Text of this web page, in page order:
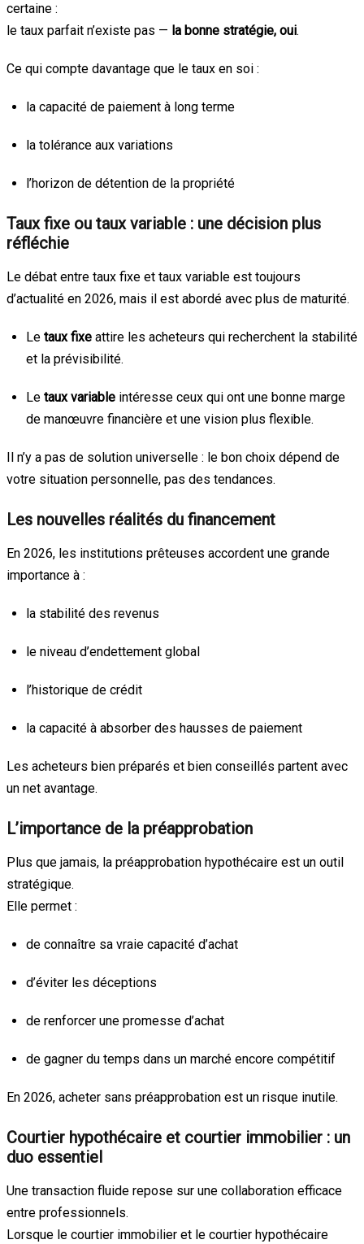
certaine :
le taux parfait n’existe pas — la bonne stratégie, oui.
Ce qui compte davantage que le taux en soi :
la capacité de paiement à long terme
la tolérance aux variations
l’horizon de détention de la propriété
Taux fixe ou taux variable : une décision plus
réfléchie
Le débat entre taux fixe et taux variable est toujours
d’actualité en 2026, mais il est abordé avec plus de maturité.
Le taux fixe attire les acheteurs qui recherchent la stabilité
et la prévisibilité.
Le taux variable intéresse ceux qui ont une bonne marge
de manœuvre financière et une vision plus flexible.
Il n’y a pas de solution universelle : le bon choix dépend de
votre situation personnelle, pas des tendances.
Les nouvelles réalités du financement
En 2026, les institutions prêteuses accordent une grande
importance à :
la stabilité des revenus
le niveau d’endettement global
l’historique de crédit
la capacité à absorber des hausses de paiement
Les acheteurs bien préparés et bien conseillés partent avec
un net avantage.
L’importance de la préapprobation
Plus que jamais, la préapprobation hypothécaire est un outil
stratégique.
Elle permet :
de connaître sa vraie capacité d’achat
d’éviter les déceptions
de renforcer une promesse d’achat
de gagner du temps dans un marché encore compétitif
En 2026, acheter sans préapprobation est un risque inutile.
Courtier hypothécaire et courtier immobilier : un
duo essentiel
Une transaction fluide repose sur une collaboration efficace
entre professionnels.
Lorsque le courtier immobilier et le courtier hypothécaire